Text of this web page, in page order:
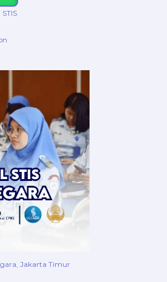
Jakarta Timur